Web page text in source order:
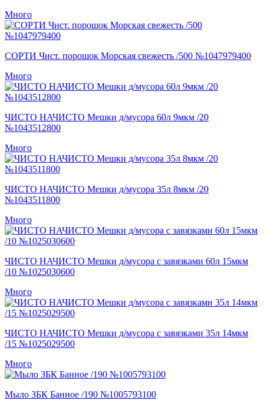
Много
СОРТИ Чист. порошок Морская свежесть /500 №1047979400
Много
ЧИСТО НАЧИСТО Мешки д/мусора 60л 9мкм /20
№1043512800
Много
ЧИСТО НАЧИСТО Мешки д/мусора 35л 8мкм /20
№1043511800
Много
ЧИСТО НАЧИСТО Мешки д/мусора с завязками 60л 15мкм
/10 №1025030600
Много
ЧИСТО НАЧИСТО Мешки д/мусора с завязками 35л 14мкм
/15 №1025029500
Много
Мыло ЗБК Банное /190 №1005793100